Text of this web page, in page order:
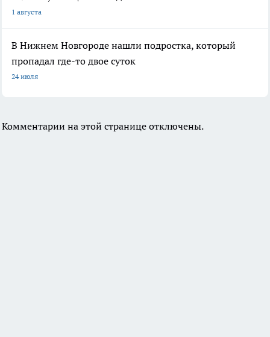
1 августа
В Нижнем Новгороде нашли подростка, который
пропадал где-то двое суток
24 июля
Комментарии на этой странице отключены.